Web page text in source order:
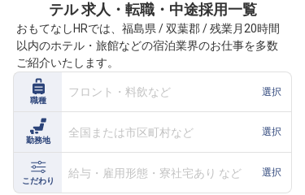
就職・転職 合同説明会
おもてなしHRについて
ご利用の流れ
よくある質問
ホテル・宿泊業界情報コラム
テル 求人・転職・中途採用一覧
おもてなしHRでは、福島県 / 双葉郡 / 残業月20時間
以内のホテル・旅館などの宿泊業界のお仕事を多数
ご紹介いたします。
職種
フロント・料飲など 選択
勤務地
全国または市区町村など 選択
こだわり
給与・雇用形態・寮社宅あり など 選択